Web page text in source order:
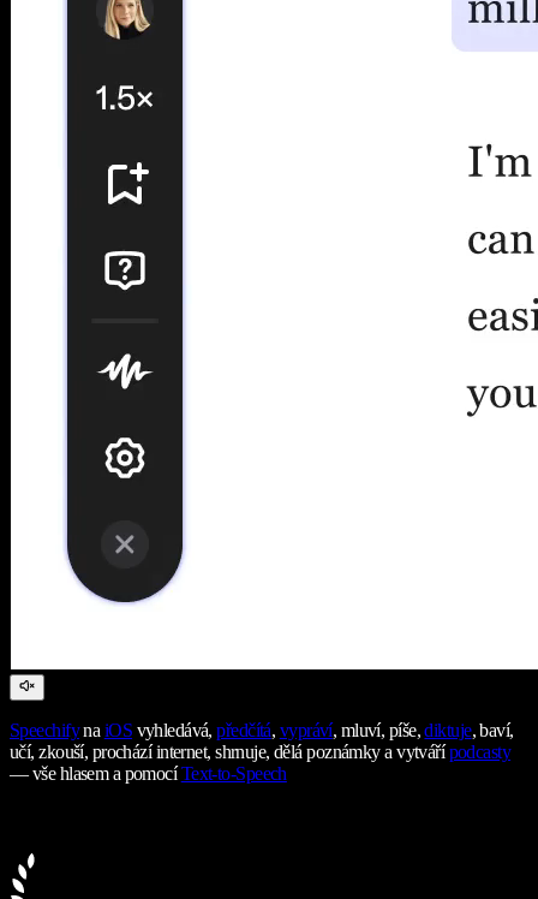
SpeechifynaiOS vyhledává,předčítá, vypráví, mluví, píše,diktuje, baví,
učí, zkouší, prochází internet, shrnuje, dělá poznámky a vytvářípodcasty
— vše hlasem a pomocíText-to-Speech